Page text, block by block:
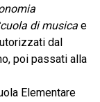
di musica e
dal
poi passati alla
Elementare